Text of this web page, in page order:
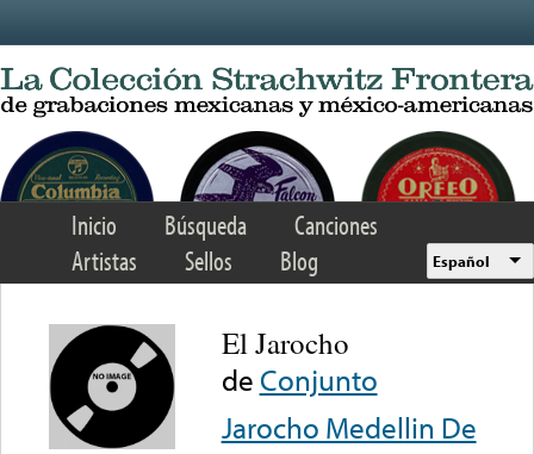
Inicio Búsqueda
Canciones
Artistas
Sellos Blog Español
El Jarocho
de Conjunto
Jarocho Medellin De